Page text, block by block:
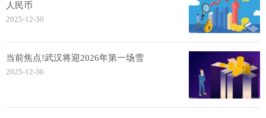
人民币
2025-12-30
当前焦点!武汉将迎2026年第一场雪
2025-12-30